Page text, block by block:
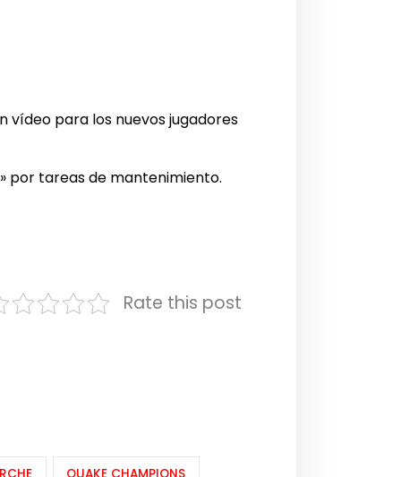
vídeo para los nuevos jugadores
» por tareas de mantenimiento.
Rate this post